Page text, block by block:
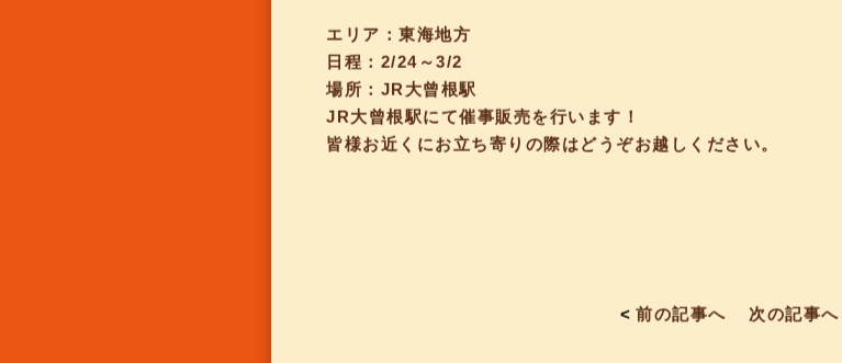
エリア：東海地方
日程：2/24～3/2
場所：JR大曾根駅
JR大曾根駅にて催事販売を行います！
皆様お近くにお立ち寄りの際はどうぞお越しください。
<前の記事へ 次の記事へ